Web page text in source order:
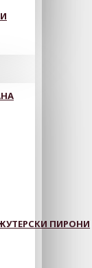
ПИРОНИ